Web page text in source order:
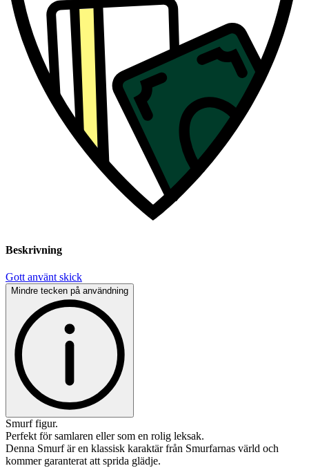
Beskrivning
Gott använt skick
Mindre tecken på användning
Smurf figur.
Perfekt för samlaren eller som en rolig leksak.
Denna Smurf är en klassisk karaktär från Smurfarnas värld och
kommer garanterat att sprida glädje.